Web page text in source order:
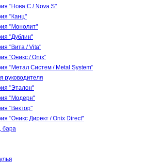
"Нова С / Nova S"
"Канц"
"Монолит"
"Дублин"
"Вита / Vita"
"Оникс / Onix"
"Метал Систем / Metal System"
руководителя
"Эталон"
"Модерн"
"Вектор"
"Оникс Директ / Onix Direct"
бара